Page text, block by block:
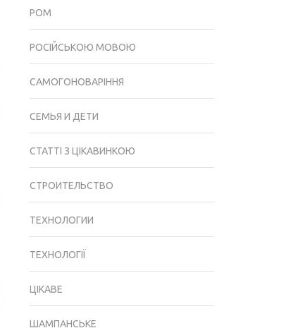
РОМ
РОСІЙСЬКОЮ МОВОЮ
САМОГОНОВАРІННЯ
СЕМЬЯ И ДЕТИ
СТАТТІ З ЦІКАВИНКОЮ
СТРОИТЕЛЬСТВО
ТЕХНОЛОГИИ
ТЕХНОЛОГІЇ
ЦІКАВЕ
ШАМПАНСЬКЕ